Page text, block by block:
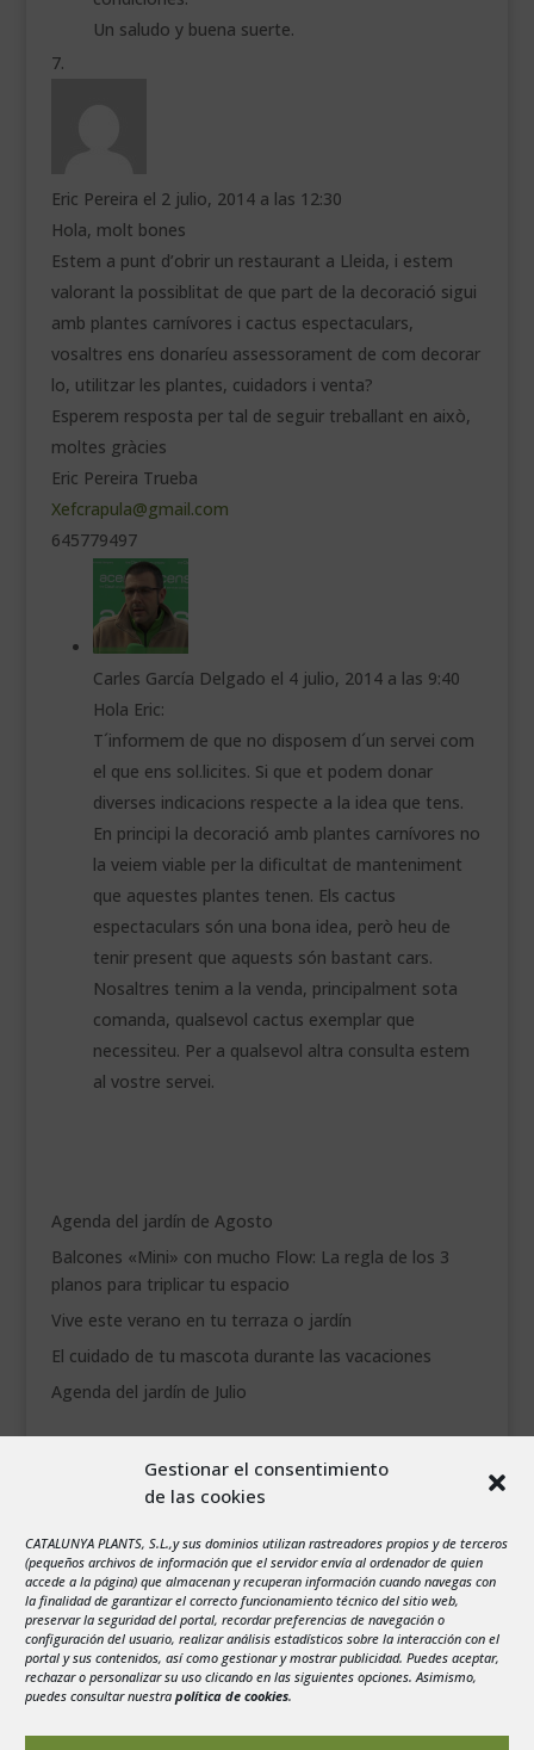
Gestionar el consentimiento
de las cookies
CATALUNYA PLANTS, S.L.,y sus dominios utilizan rastreadores propios y de terceros
(pequeños archivos de información que el servidor envía al ordenador de quien
accede a la página) que almacenan y recuperan información cuando navegas con
la finalidad de garantizar el correcto funcionamiento técnico del sitio web,
preservar la seguridad del portal, recordar preferencias de navegación o
configuración del usuario, realizar análisis estadísticos sobre la interacción con el
portal y sus contenidos, así como gestionar y mostrar publicidad. Puedes aceptar,
rechazar o personalizar su uso clicando en las siguientes opciones. Asimismo,
puedes consultar nuestra política de cookies.
Un saludo y buena suerte.
Eric Pereira el 2 julio, 2014 a las 12:30
Hola, molt bones
Estem a punt d’obrir un restaurant a Lleida, i estem
valorant la possiblitat de que part de la decoració sigui
amb plantes carnívores i cactus espectaculars,
vosaltres ens donaríeu assessorament de com decorar
lo, utilitzar les plantes, cuidadors i venta?
Esperem resposta per tal de seguir treballant en això,
moltes gràcies
Eric Pereira Trueba
Xefcrapula@gmail.com
645779497
Carles García Delgado el 4 julio, 2014 a las 9:40
Hola Eric:
T´informem de que no disposem d´un servei com
el que ens sol.licites. Si que et podem donar
diverses indicacions respecte a la idea que tens.
En principi la decoració amb plantes carnívores no
la veiem viable per la dificultat de manteniment
que aquestes plantes tenen. Els cactus
espectaculars són una bona idea, però heu de
tenir present que aquests són bastant cars.
Nosaltres tenim a la venda, principalment sota
comanda, qualsevol cactus exemplar que
necessiteu. Per a qualsevol altra consulta estem
al vostre servei.
Agenda del jardín de Agosto
Balcones «Mini» con mucho Flow: La regla de los 3
planos para triplicar tu espacio
Vive este verano en tu terraza o jardín
El cuidado de tu mascota durante las vacaciones
Agenda del jardín de Julio
X J V S
3
4 5 6 7 8
9
10
11 12 13 14 15
16
17
18 19 20 21 22
23
24
25 26 27 28 29
30
31